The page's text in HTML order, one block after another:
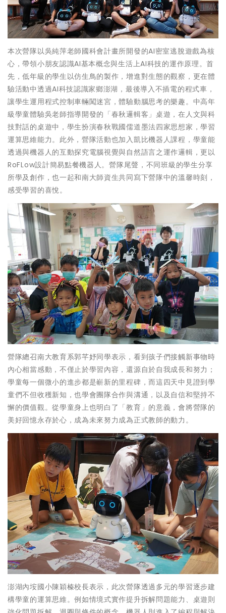
本次營隊以吳純萍老師國科會計畫所開發的AI密室逃脫遊戲為核
心，帶領小朋友認識AI基本概念與生活上AI科技的運作原理。首
先，低年級的學生以仿生鳥的製作，增進對生態的觀察，更在體
驗活動中透過AI科技認識家鄉澎湖，最後導入不插電的程式車，
讓學生運用程式控制車輛闖迷宮，體驗動腦思考的樂趣。中高年
級學童體驗吳老師指導開發的「春秋邏輯客」桌遊，在人文與科
技對話的桌遊中，學生扮演春秋戰國儒道墨法四家思想家，學習
運算思維能力。此外，營隊活動也加入凱比機器人課程，學童能
透過與機器人的互動探究電腦視覺與自然語言之運作邏輯，更以
RoFLow設計簡易點餐機器人。營隊尾聲，不同班級的學生分享
所學及創作，也一起和南大師資生共同寫下營隊中的溫馨時刻，
感受學習的喜悅。
營隊總召南大教育系郭芊妤同學表示，看到孩子們接觸新事物時
內心相當感動，不僅止於學習內容，還源自於自我成長和努力；
學童每一個微小的進步都是嶄新的里程碑，而這四天中見證到學
童們不但收穫新知，也學會團隊合作與溝通，以及自信和堅持不
懈的價值觀。從學童身上也明白了「教育」的意義，會將營隊的
美好回憶永存於心，成為未來努力成為正式教師的動力。
澎湖內垵國小陳穎榛校長表示，此次營隊透過多元的學習逐步建
構學童的運算思維。例如情境式實作提升拆解問題能力、桌遊則